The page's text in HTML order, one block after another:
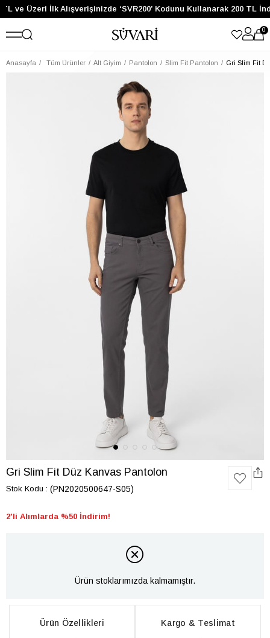
ve Üzeri İlk Alışverişinizde ‘SVR200’ Kodunu Kullanarak 200 TL
0
Anasayfa Tüm Ürünler Alt Giyim Pantolon Slim Fit Pantolon Gri Slim Fit
Gri Slim Fit Düz Kanvas Pantolon
Stok Kodu (PN2020500647-S05)
2'li Alımlarda %50 İndirim!
Ürün stoklarımızda kalmamıştır.
Ürün Özellikleri Kargo & Teslimat